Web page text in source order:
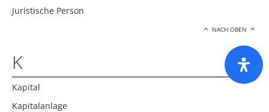
Juristische Person
NACH OBEN
K
Kapital
Kapitalanlage